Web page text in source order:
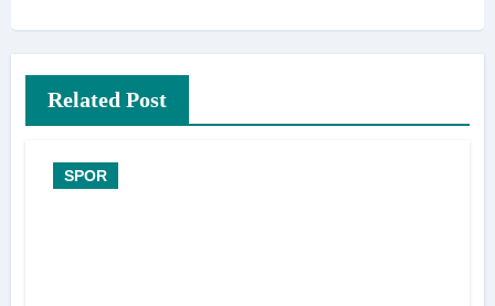
Related Post
SPOR